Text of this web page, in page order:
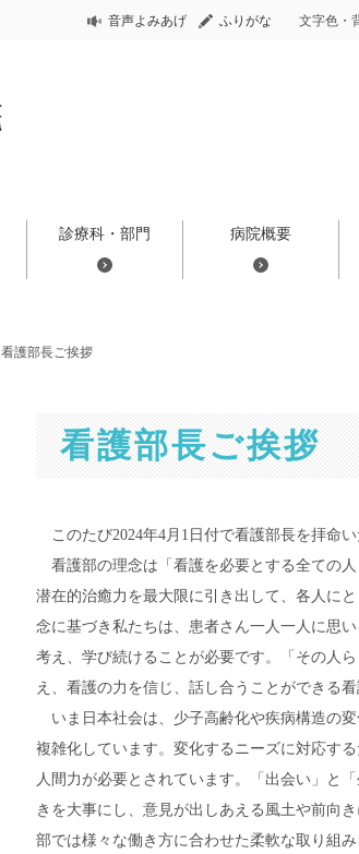
音声よみあげ ふりがな 文字色・
診療科・部門 病院概要
看護部長ご挨拶
看護部長ご挨拶
このたび2024年4月1日付で看護部長を拝命
看護部の理念は「看護を必要とする全ての
潜在的治癒力を最大限に引き出して、各人に
念に基づき私たちは、患者さん一人一人に思
考え、学び続けることが必要です。「その人
え、看護の力を信じ、話し合うことができる
いま日本社会は、少子高齢化や疾病構造の
複雑化しています。変化するニーズに対応す
人間力が必要とされています。「出会い」と
きを大事にし、意見が出しあえる風土や前向
部では様々な働き方に合わせた柔軟な取り組